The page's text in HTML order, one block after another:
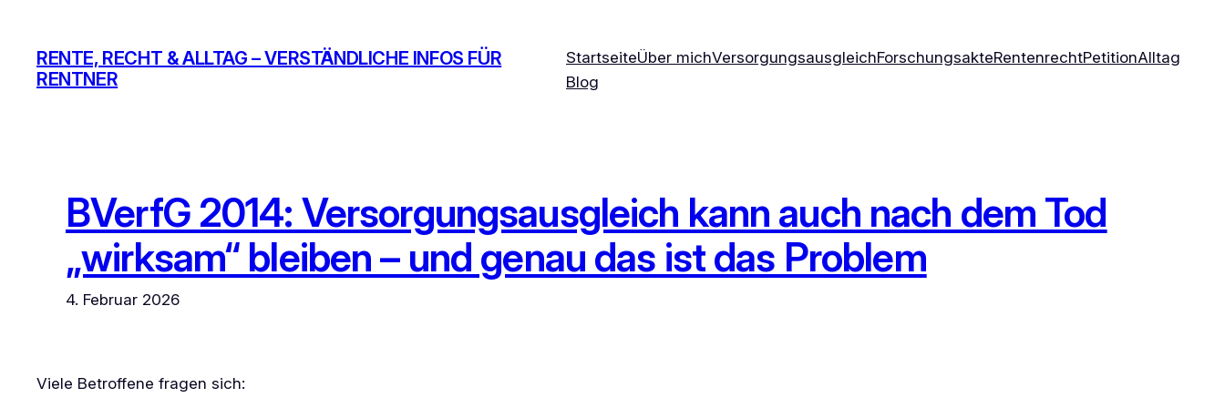
springen
RENTE, RECHT & ALLTAG – VERSTÄNDLICHE INFOS FÜR
RENTNER
StartseiteÜber michVersorgungsausgleichForschungsakteRentenrechtPetitionAlltag
Blog
BVerfG 2014: Versorgungsausgleich kann auch nach dem Tod
„wirksam“ bleiben – und genau das ist das Problem
4. Februar 2026
Viele Betroffene fragen sich: